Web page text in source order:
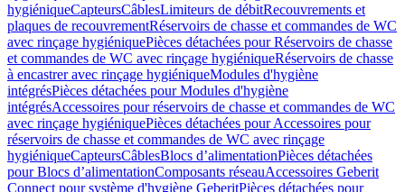
hygiéniqueCapteursCâblesLimiteurs de débitRecouvrements et
plaques de recouvrementRéservoirs de chasse et commandes de WC
avec rinçage hygiéniquePièces détachées pour Réservoirs de chasse
et commandes de WC avec rinçage hygiéniqueRéservoirs de chasse
à encastrer avec rinçage hygiéniqueModules d'hygiène
intégrésPièces détachées pour Modules d'hygiène
intégrésAccessoires pour réservoirs de chasse et commandes de WC
avec rinçage hygiéniquePièces détachées pour Accessoires pour
réservoirs de chasse et commandes de WC avec rinçage
hygiéniqueCapteursCâblesBlocs d’alimentationPièces détachées
pour Blocs d’alimentationComposants réseauAccessoires Geberit
Connect pour système d'hygiène GeberitPièces détachées pour